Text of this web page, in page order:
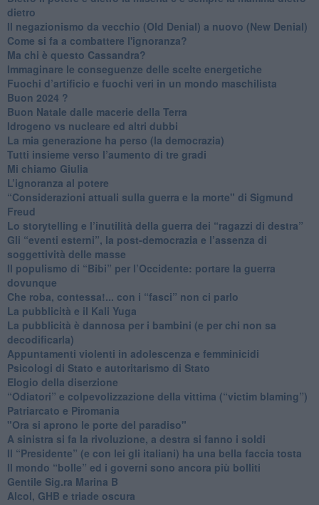
dietro
Il negazionismo da vecchio (Old Denial) a nuovo (New Denial)
Come si fa a combattere l'ignoranza?
Ma chi è questo Cassandra?
Immaginare le conseguenze delle scelte energetiche
​Fuochi d’artificio e fuochi veri in un mondo maschilista
Buon 2024 ?
​Buon Natale dalle macerie della Terra
​Idrogeno vs nucleare ed altri dubbi
​La mia generazione ha perso (la democrazia)
​Tutti insieme verso l’aumento di tre gradi
Mi chiamo Giulia
L’ignoranza al potere
​“Considerazioni attuali sulla guerra e la morte" di Sigmund
Freud
​Lo storytelling e l’inutilità della guerra dei “ragazzi di destra”
​Gli “eventi esterni”, la post-democrazia e l’assenza di
soggettività delle masse
​Il populismo di “Bibi” per l’Occidente: portare la guerra
dovunque
​Che roba, contessa!... con i “fasci” non ci parlo
La pubblicità e il Kali Yuga
​La pubblicità è dannosa per i bambini (e per chi non sa
decodificarla)
​Appuntamenti violenti in adolescenza e femminicidi
​Psicologi di Stato e autoritarismo di Stato
Elogio della diserzione
“Odiatori” e colpevolizzazione della vittima (“victim blaming”)
​Patriarcato e Piromania
"Ora si aprono le porte del paradiso"
​A sinistra si fa la rivoluzione, a destra si fanno i soldi
​Il “Presidente” (e con lei gli italiani) ha una bella faccia tosta
​Il mondo “bolle” ed i governi sono ancora più bolliti
​Gentile Sig.ra Marina B
​Alcol, GHB e triade oscura